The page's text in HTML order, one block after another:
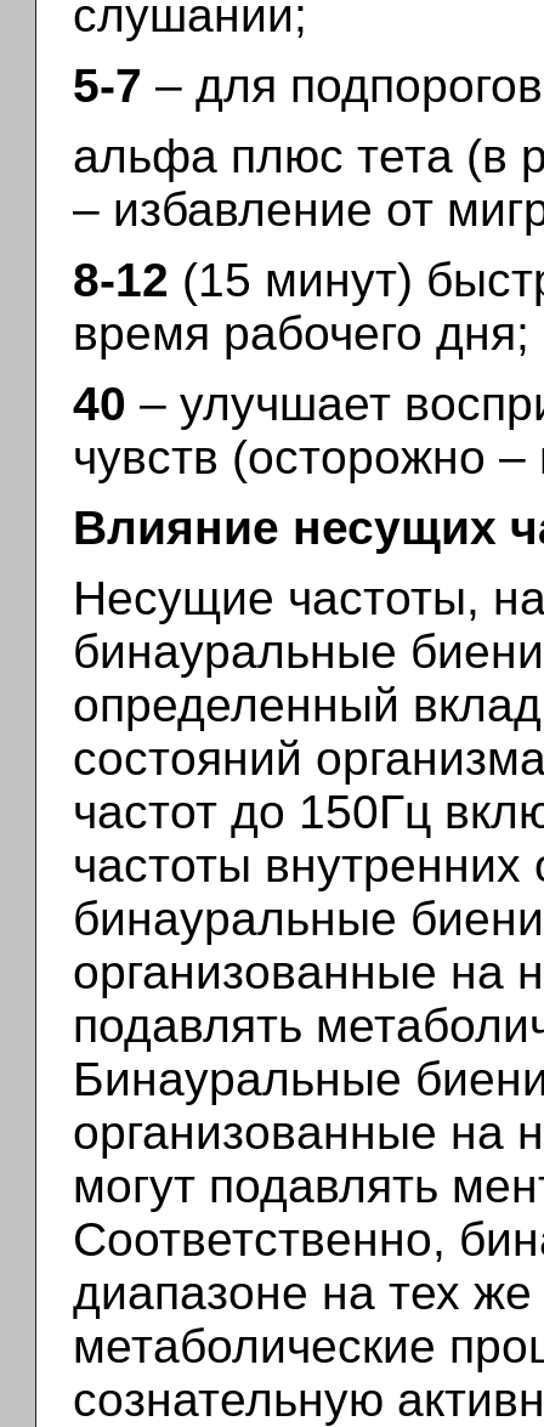
слушании;
5-7 – для
альфа плюс тета (в
– избавление от
8-12 (15 минут)
время рабочего дня;
40 – улучшает
чувств (осторожно
Влияние несущих
Несущие частоты,
бинауральные
определенный
состояний
частот до 150Гц
частоты внутренних
бинауральные
организованные на
подавлять
Бинауральные
организованные на
могут подавлять
Соответственно,
диапазоне на тех
метаболические
сознательную